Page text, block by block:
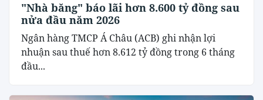
"Nhà băng" báo lãi hơn 8.600 tỷ đồng sau
nửa đầu năm 2026
Ngân hàng TMCP Á Châu (ACB) ghi nhận lợi
nhuận sau thuế hơn 8.612 tỷ đồng trong 6 tháng
đầu...